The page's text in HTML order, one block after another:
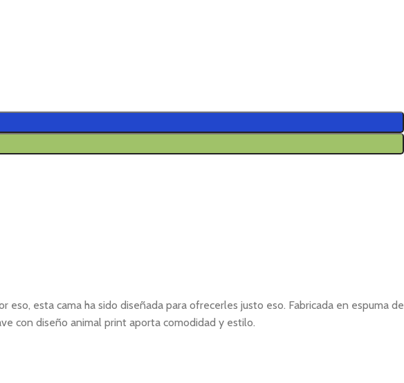
esta cama ha sido diseñada para ofrecerles justo eso. Fabricada en espuma de
con diseño animal print aporta comodidad y estilo.